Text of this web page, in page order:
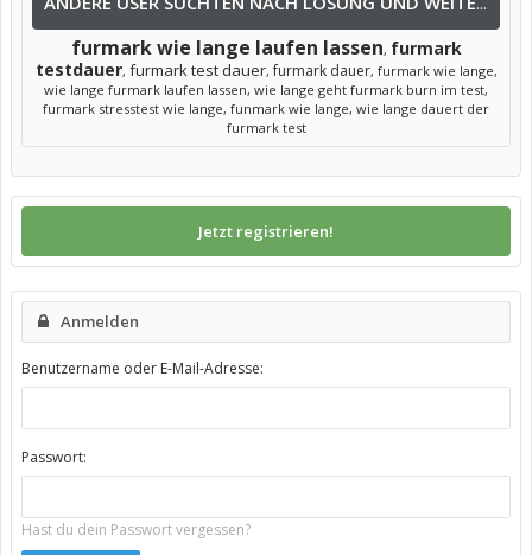
ANDERE USER SUCHTEN NACH LÖSUNG UND WEITEREN INFOS NACH:
furmark wie lange laufen lassen, furmark
testdauer, furmark test dauer,furmark dauer, furmark wie lange,
wie lange furmark laufen lassen, wie lange geht furmark burn im test,
furmark stresstest wie lange, funmark wie lange, wie lange dauert der
furmark test
Jetzt registrieren!
Anmelden
Benutzername oder E-Mail-Adresse:
Passwort:
Hast du dein Passwort vergessen?